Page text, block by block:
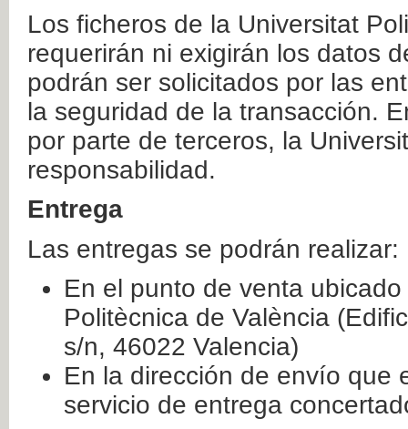
Los ficheros de la Universitat
requerirán ni exigirán los datos
podrán ser solicitados por las
la seguridad de la transacción.
por parte de terceros, la
responsabilidad.
Entrega
Las entregas se podrán realizar:
En el punto de venta
Politècnica de València
s/n, 46022 Valencia)
En la dirección de envío que
servicio de entrega